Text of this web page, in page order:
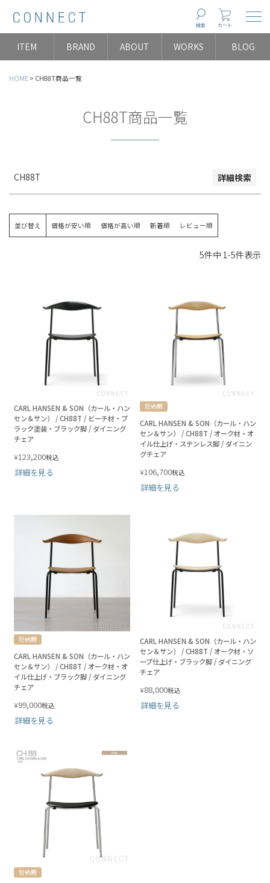
検索 カート
ITEM BRAND ABOUT WORKS BLOG
HOME CH88T商品一覧
CH88T商品一覧
CH88T 詳細検索
新着順
レビュー数順
並び替え 価格が安い順 価格が高い順 新着順 レビュー順
5件中 1 -5件表示
CARL HANSEN & SON（カール・ハン
セン＆サン） / CH88T / ビーチ材・ブ
ラック塗装・ブラック脚 / ダイニング
チェア
¥123,200税込
詳細を見る
短納期
CARL HANSEN & SON（カール・ハン
セン＆サン） / CH88T / オーク材・オ
イル仕上げ・ステンレス脚 / ダイニン
グチェア
¥106,700税込
詳細を見る
短納期
CARL HANSEN & SON（カール・ハン
セン＆サン） / CH88T / オーク材・オ
イル仕上げ・ブラック脚 / ダイニング
チェア
¥99,000税込
詳細を見る
CARL HANSEN & SON（カール・ハン
セン＆サン） / CH88T / オーク材・ソ
ープ仕上げ・ブラック脚 / ダイニング
チェア
¥88,000税込
詳細を見る
短納期